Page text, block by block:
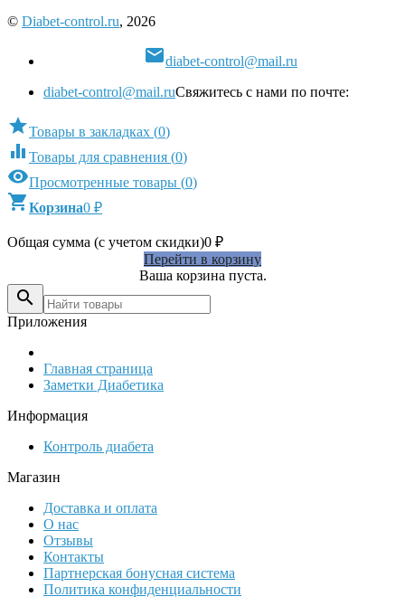
© Diabet-control.ru, 2026
diabet-control@mail.ru
diabet-control@mail.ruСвяжитесь с нами по почте:
Товары в закладках (0)
 Товары для сравнения (0)
Просмотренные товары (0)
Корзина0 ₽
Общая сумма (с учетом скидки)0 ₽
Перейти в корзину
Ваша корзина пуста.

Приложения
Главная страница
Заметки Диабетика
Информация
Контроль диабета
Магазин
Доставка и оплата
О нас
Отзывы
Контакты
Партнерская бонусная система
Политика конфиденциальности